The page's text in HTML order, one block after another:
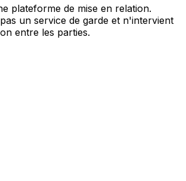
plateforme de mise en relation.
un service de garde et n'intervient
entre les parties.